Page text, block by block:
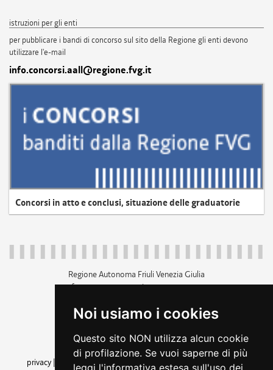
Noi usiamo i cookies
Questo sito NON utilizza alcun cookie
di profilazione. Se vuoi saperne di più
leggi l'informativa estesa sull'uso dei
istruzioni per gli enti
per pubblicare i bandi di concorso sul sito della Regione gli enti devono
utilizzare l'e-mail
info.concorsi.aall@regione.fvg.it
Concorsi in atto e conclusi, situazione delle graduatorie
Regione Autonoma Friuli Venezia Giulia
c.f. 80014930327; p.iva 00526040324
+39 040 3771111
amministrazione trasparente
privacy
cookie |note legali accessibilità
dichiarazione di